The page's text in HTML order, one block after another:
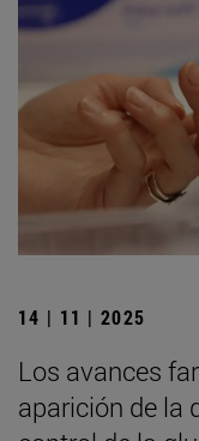
14 | 11 | 2025
Los avances
aparición de la